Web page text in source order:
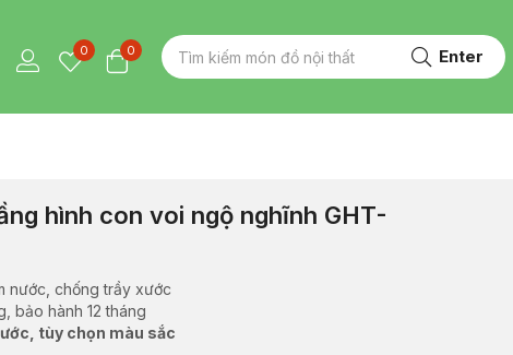
0 0 Enter
hình con voi ngộ nghĩnh GHT-
nước, chống trầy xước
bảo hành 12 tháng
tùy chọn màu sắc